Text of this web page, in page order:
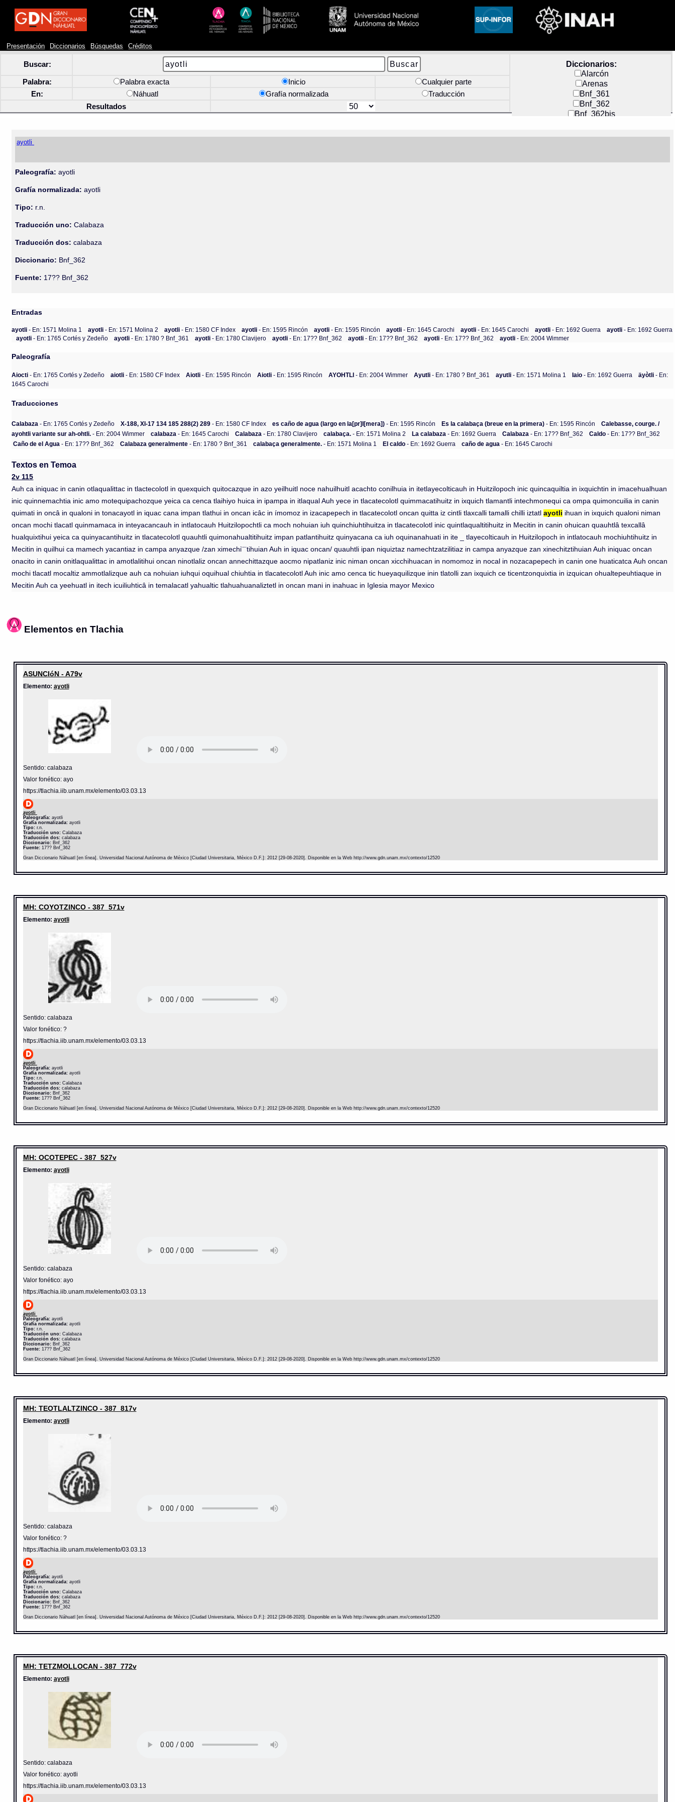
Presentación Diccionarios Búsquedas Créditos
Buscar:
Diccionarios:
Alarcón
Arenas
Bnf_361
Bnf_362
Bnf_362bis
Docs_México
Palabra: Palabra exacta Inicio
Cualquier parte
En:
Náhuatl Grafía normalizada
Traducción
Resultados
ayotli
Paleografía: ayotli
Grafía normalizada: ayotli
Tipo: r.n.
Traducción uno: Calabaza
Traducción dos: calabaza
Diccionario: Bnf_362
Fuente: 17?? Bnf_362
Entradas
ayotli- En: 1571 Molina 1 ayotli- En: 1571 Molina 2 ayotli- En: 1580 CF Index ayotli- En: 1595 Rincón ayotli- En: 1595 Rincón ayotli- En: 1645 Carochi ayotli- En: 1645 Carochi ayotli- En: 1692 Guerra ayotli- En: 1692 Guerra
ayotli- En: 1765 Cortés y Zedeño ayotli- En: 1780 ? Bnf_361 ayotli- En: 1780 Clavijero ayotli- En: 17?? Bnf_362 ayotli- En: 17?? Bnf_362 ayotli- En: 17?? Bnf_362 ayotli- En: 2004 Wimmer
Paleografía
Aiocti - En: 1765 Cortés y Zedeño aiotli - En: 1580 CF Index Aiotli - En: 1595 Rincón Aiotli - En: 1595 Rincón AYOHTLI - En: 2004 Wimmer Ayutli - En: 1780 ? Bnf_361 ayutli - En: 1571 Molina 1 Iaio - En: 1692 Guerra äyòtli - En:
1645 Carochi
Traducciones
Calabaza - En: 1765 Cortés y Zedeño X-188, XI-17 134 185 288(2) 289 - En: 1580 CF Index es caño de agua (largo en la[pr]I[mera]) - En: 1595 Rincón Es la calabaça (breue en la primera) - En: 1595 Rincón
Calebasse, courge. /
ayohtli variante sur ah-ohtli. - En: 2004 Wimmer calabaza - En: 1645 Carochi Calabaza - En: 1780 Clavijero calabaça. - En: 1571 Molina 2 La calabaza - En: 1692 Guerra Calabaza - En: 17?? Bnf_362 Caldo - En: 17?? Bnf_362
Caño de el Agua - En: 17?? Bnf_362 Calabaza generalmente - En: 1780 ? Bnf_361 calabaça generalmente. - En: 1571 Molina 1 El caldo - En: 1692 Guerra caño de agua - En: 1645 Carochi
Textos en Temoa
2v 115
Auh ca iniquac in canin otlaqualittac in tlactecolotl in quexquich quitocazque in azo yeilhuitl noce nahuilhuitl acachto conilhuia in itetlayecolticauh in Huitzilopoch inic quincaquiltia in ixquichtin in imacehualhuan
inic quinnemachtia inic amo motequipachozque yeica ca cenca tlaihiyo huica in ipampa in itlaqual Auh yece in tlacatecolotl quimmacatihuitz in ixquich tlamantli intechmonequi ca ompa quimoncuilia in canin
quimati in oncâ in qualoni in tonacayotl in iquac cana impan tlathui in oncan icâc in ímomoz in izacapepech in tlacatecolotl oncan quitta iz cintli tlaxcalli tamalli chilli iztatlayotli ihuan in ixquich qualoni niman
oncan mochi tlacatl quinmamaca in inteyacancauh in intlatocauh Huitzilopochtli ca moch nohuian iuh quinchiuhtihuitza in tlacatecolotl inic quintlaqualtitihuitz in Mecitin in canin ohuican quauhtlâ texcallâ
hualquixtihui yeica ca quinyacantihuitz in tlacatecolotl quauhtli quimonahualtitihuitz impan patlantihuitz quinyacana ca iuh oquinanahuati in ite _ tlayecolticauh in Huitzilopoch in intlatocauh mochiuhtihuitz in
Mecitin in quilhui ca mamech yacantiaz in campa anyazque /zan ximechi¨¨tihuian Auh in iquac oncan/ quauhtli ipan niquiztaz namechtzatzilitiaz in campa anyazque zan xinechitztihuian Auh iniquac oncan
onacito in canin onitlaqualittac in amotlalitihui oncan ninotlaliz oncan annechittazque aocmo nipatlaniz inic niman oncan xicchihuacan in nomomoz in nocal in nozacapepech in canin one huaticatca Auh oncan
mochi tlacatl mocaltiz ammotlalizque auh ca nohuian iuhqui oquihual chiuhtia in tlacatecolotl Auh inic amo cenca tic hueyaquilizque inin tlatolli zan ixquich ce ticentzonquixtia in izquican ohualtepeuhtiaque in
Mecitin Auh ca yeehuatl in itech icuiliuhticâ in temalacatl yahualtic tlahuahuanaliztetl in oncan mani in inahuac in Iglesia mayor Mexico
Elementos en Tlachia
ASUNCIóN - A79v
Elemento: ayotli
Sentido: calabaza
Valor fonético: ayo
https://tlachia.iib.unam.mx/elemento/03.03.13
ayotli
Paleografía:ayotli
Grafía normalizada:ayotli
Tipo:r.n.
Traducción uno:Calabaza
Traducción dos:calabaza
Diccionario: Bnf_362
Fuente:17?? Bnf_362
Gran Diccionario Náhuatl [en línea]. Universidad Nacional Autónoma de México [Ciudad Universitaria, México D.F.]: 2012 [29-08-2020]. Disponible en la Web http://www.gdn.unam.mx/contexto/12520
MH: COYOTZINCO - 387_571v
Elemento: ayotli
Sentido: calabaza
Valor fonético: ?
https://tlachia.iib.unam.mx/elemento/03.03.13
ayotli
Paleografía:ayotli
Grafía normalizada:ayotli
Tipo:r.n.
Traducción uno:Calabaza
Traducción dos:calabaza
Diccionario: Bnf_362
Fuente:17?? Bnf_362
Gran Diccionario Náhuatl [en línea]. Universidad Nacional Autónoma de México [Ciudad Universitaria, México D.F.]: 2012 [29-08-2020]. Disponible en la Web http://www.gdn.unam.mx/contexto/12520
MH: OCOTEPEC - 387_527v
Elemento: ayotli
Sentido: calabaza
Valor fonético: ayo
https://tlachia.iib.unam.mx/elemento/03.03.13
ayotli
Paleografía:ayotli
Grafía normalizada:ayotli
Tipo:r.n.
Traducción uno:Calabaza
Traducción dos:calabaza
Diccionario: Bnf_362
Fuente:17?? Bnf_362
Gran Diccionario Náhuatl [en línea]. Universidad Nacional Autónoma de México [Ciudad Universitaria, México D.F.]: 2012 [29-08-2020]. Disponible en la Web http://www.gdn.unam.mx/contexto/12520
MH: TEOTLALTZINCO - 387_817v
Elemento: ayotli
Sentido: calabaza
Valor fonético: ?
https://tlachia.iib.unam.mx/elemento/03.03.13
ayotli
Paleografía:ayotli
Grafía normalizada:ayotli
Tipo:r.n.
Traducción uno:Calabaza
Traducción dos:calabaza
Diccionario: Bnf_362
Fuente:17?? Bnf_362
Gran Diccionario Náhuatl [en línea]. Universidad Nacional Autónoma de México [Ciudad Universitaria, México D.F.]: 2012 [29-08-2020]. Disponible en la Web http://www.gdn.unam.mx/contexto/12520
MH: TETZMOLLOCAN - 387_772v
Elemento: ayotli
Sentido: calabaza
Valor fonético: ayotli
https://tlachia.iib.unam.mx/elemento/03.03.13